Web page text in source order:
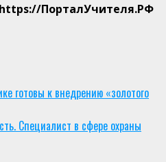
ПорталУчителя.РФ
готовы к внедрению «золотого
Специалист в сфере охраны